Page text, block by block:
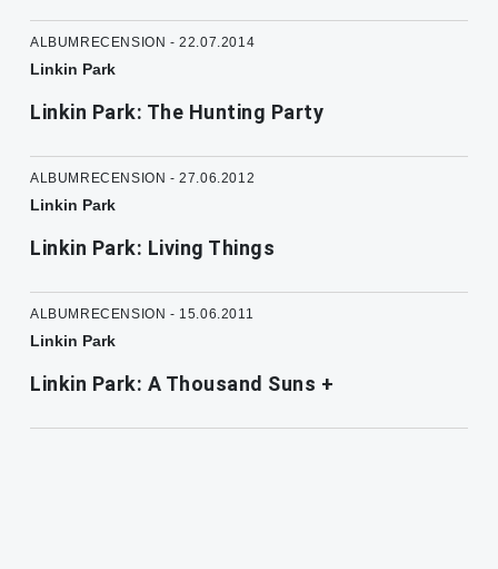
ALBUMRECENSION - 22.07.2014
Linkin Park
Linkin Park: The Hunting Party
ALBUMRECENSION - 27.06.2012
Linkin Park
Linkin Park: Living Things
ALBUMRECENSION - 15.06.2011
Linkin Park
Linkin Park: A Thousand Suns +